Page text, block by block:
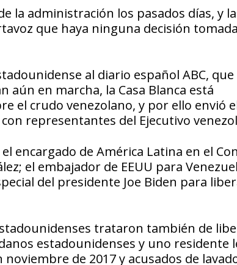
la administración los pasados días, y
que haya ninguna decisión
al diario español ABC, que
en marcha, la Casa Blanca está
el crudo venezolano, y por ello envió
representantes del Ejecutivo
encargado de América Latina en el
el embajador de EEUU para
del presidente Joe Biden para
trataron también de
estadounidenses y uno residente
de 2017 y acusados de